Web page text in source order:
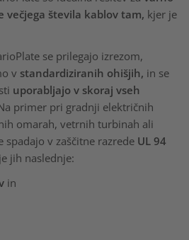
večjega števila kablov tam, kjer je
se prilegajo izrezom,
v standardiziranih ohišjih, in se
uporabljajo v skoraj vseh
primer pri gradnji električnih
omarah, vetrnih turbinah ali
spadajo v zaščitne razrede UL 94
jih naslednje:
in